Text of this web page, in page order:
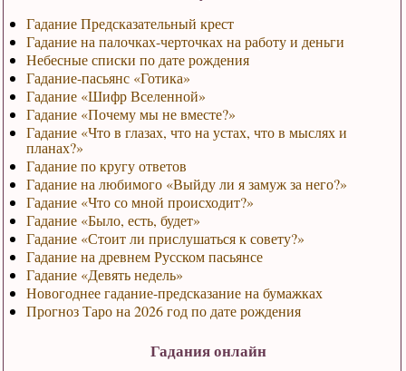
Гадание Предсказательный крест
Гадание на палочках-черточках на работу и деньги
Небесные списки по дате рождения
Гадание-пасьянс «Готика»
Гадание «Шифр Вселенной»
Гадание «Почему мы не вместе?»
Гадание «Что в глазах, что на устах, что в мыслях и
планах?»
Гадание по кругу ответов
Гадание на любимого «Выйду ли я замуж за него?»
Гадание «Что со мной происходит?»
Гадание «Было, есть, будет»
Гадание «Стоит ли прислушаться к совету?»
Гадание на древнем Русском пасьянсе
Гадание «Девять недель»
Новогоднее гадание-предсказание на бумажках
Прогноз Таро на 2026 год по дате рождения
Гадания онлайн